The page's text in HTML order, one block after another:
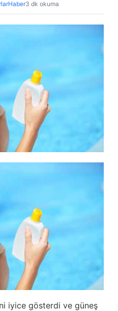
3 dk okuma
iyice gösterdi ve güneş